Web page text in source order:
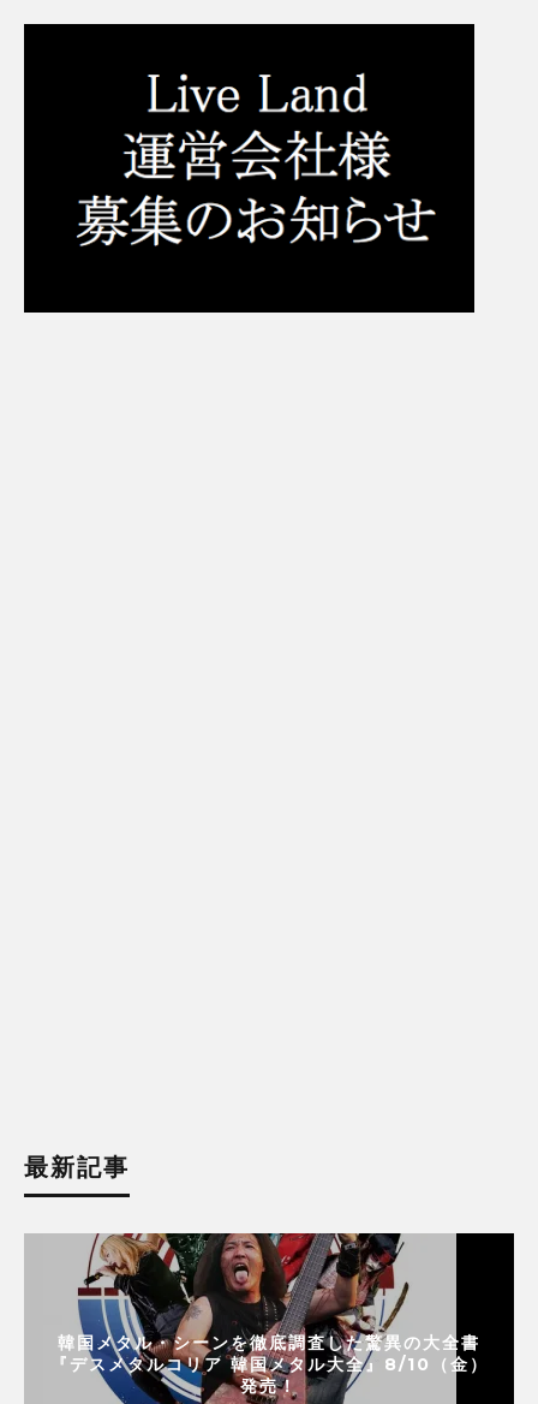
最新記事
韓国メタル・シーンを徹底調査した驚異の大全書
『デスメタルコリア 韓国メタル大全』8/10（金）
発売！